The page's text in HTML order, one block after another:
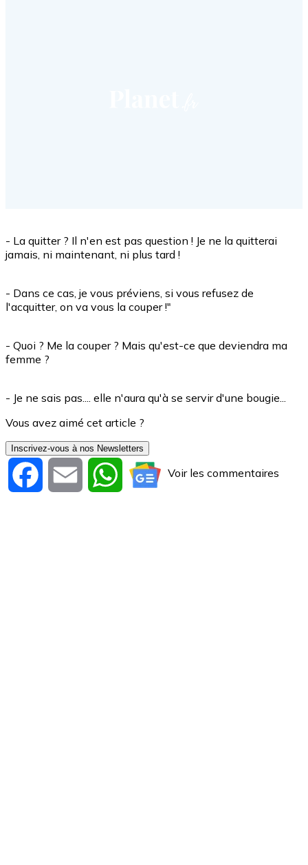
- La quitter ? Il n'en est pas question ! Je ne la quitterai
jamais, ni maintenant, ni plus tard !
- Dans ce cas, je vous préviens, si vous refusez de
l'acquitter, on va vous la couper !"
- Quoi ? Me la couper ? Mais qu'est-ce que deviendra ma
femme ?
- Je ne sais pas.... elle n'aura qu'à se servir d'une bougie...
Vous avez aimé cet article ?
Inscrivez-vous à nos Newsletters
Facebook Email WhatsAppVoir les commentaires